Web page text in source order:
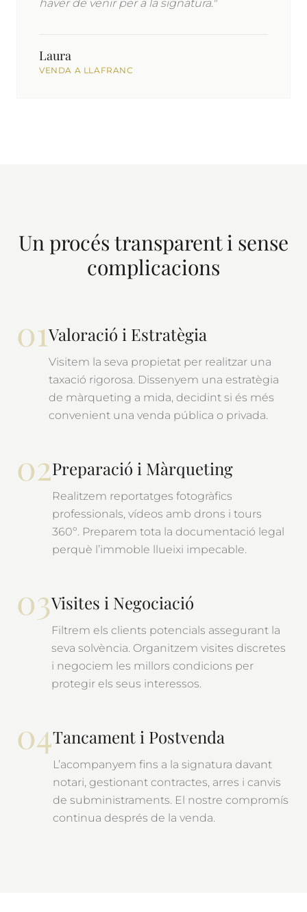
haver de venir per a la signatura."
Laura
VENDA A LLAFRANC
Un procés transparent i sense
complicacions
01Valoració i Estratègia
Visitem la seva propietat per realitzar una
taxació rigorosa. Dissenyem una estratègia
de màrqueting a mida, decidint si és més
convenient una venda pública o privada.
02Preparació i Màrqueting
Realitzem reportatges fotogràfics
professionals, vídeos amb drons i tours
360º. Preparem tota la documentació legal
perquè l’immoble llueixi impecable.
03Visites i Negociació
Filtrem els clients potencials assegurant la
seva solvència. Organitzem visites discretes
i negociem les millors condicions per
protegir els seus interessos.
04Tancament i Postvenda
L’acompanyem fins a la signatura davant
notari, gestionant contractes, arres i canvis
de subministraments. El nostre compromís
continua després de la venda.